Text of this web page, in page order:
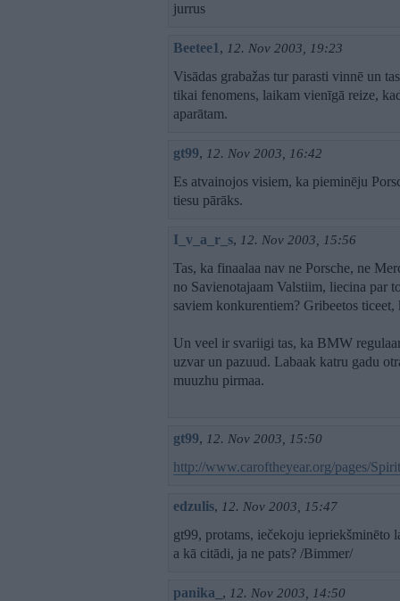
jurrus
Beetee1 , 12. Nov 2003, 19:23
Visādas grabažas tur parasti vinnē un
tikai fenomens, laikam vienīgā reize,
aparātam.
gt99, 12. Nov 2003, 16:42
Es atvainojos visiem, ka pieminēju
tiesu pārāks.
I_v_a_r_s, 12. Nov 2003, 15:56
Tas, ka finaalaa nav ne Porsche, ne
no Savienotajaam Valstiim, liecina par
saviem konkurentiem? Gribeetos ticeet,
Un veel ir svariigi tas, ka BMW
uzvar un pazuud. Labaak katru gadu
muuzhu pirmaa.
gt99, 12. Nov 2003, 15:50
http://www.caroftheyear.org/pages/
edzulis, 12. Nov 2003, 15:47
gt99, protams, iečekoju iepriekšminēto
a kā citādi, ja ne pats? /Bimmer/
panika_ , 12. Nov 2003, 14:50